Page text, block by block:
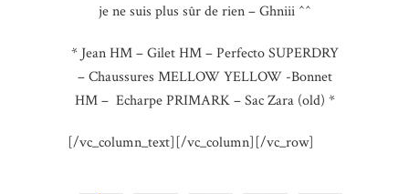
je ne suis plus sûr de rien – Ghniii ^^
* Jean HM – Gilet HM – Perfecto SUPERDRY
– Chaussures MELLOW YELLOW -Bonnet
HM – Echarpe PRIMARK – Sac Zara (old) *
[/vc_column_text][/vc_column][/vc_row]